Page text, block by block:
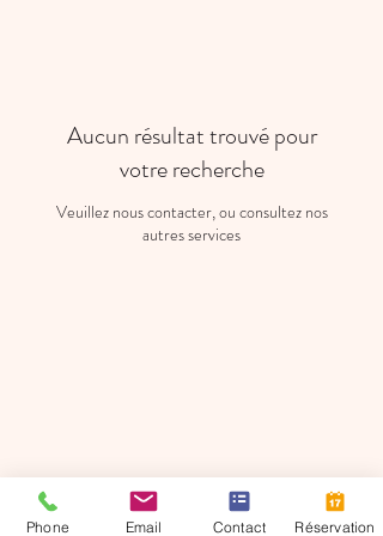
Aucun résultat trouvé pour
votre recherche
Veuillez nous contacter, ou consultez nos
autres services
Phone Email Contact Réservation